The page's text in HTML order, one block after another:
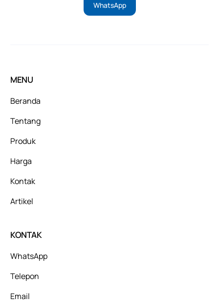
WhatsApp
MENU
Beranda
Tentang
Produk
Harga
Kontak
Artikel
KONTAK
WhatsApp
Telepon
Email